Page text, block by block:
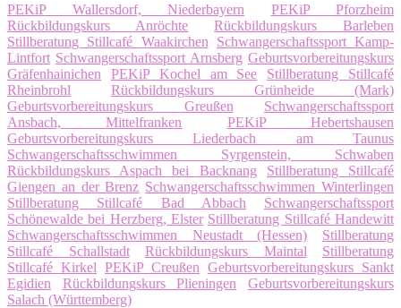
PEKiP Wallersdorf, Niederbayern
PEKiP Pforzheim
Rückbildungskurs Anröchte
Rückbildungskurs Barleben
Stillberatung Stillcafé Waakirchen
Schwangerschaftssport Kamp-
Lintfort Schwangerschaftssport Arnsberg Geburtsvorbereitungskurs
Gräfenhainichen
PEKiP Kochel am See
Stillberatung Stillcafé
Rheinbrohl
Rückbildungskurs Grünheide (Mark)
Geburtsvorbereitungskurs Greußen
Schwangerschaftssport
Ansbach, Mittelfranken
PEKiP Hebertshausen
Geburtsvorbereitungskurs Liederbach am Taunus
Schwangerschaftsschwimmen Syrgenstein, Schwaben
Rückbildungskurs Aspach bei Backnang
Stillberatung Stillcafé
Giengen an der Brenz Schwangerschaftsschwimmen Winterlingen
Stillberatung Stillcafé Bad Abbach
Schwangerschaftssport
Schönewalde bei Herzberg, Elster Stillberatung Stillcafé Handewitt
Schwangerschaftsschwimmen Neustadt (Hessen)
Stillberatung
Stillcafé Schallstadt
Rückbildungskurs Maintal
Stillberatung
Stillcafé Kirkel PEKiP Creußen Geburtsvorbereitungskurs Sankt
Egidien
Rückbildungskurs Plieningen
Geburtsvorbereitungskurs
Salach (Württemberg)